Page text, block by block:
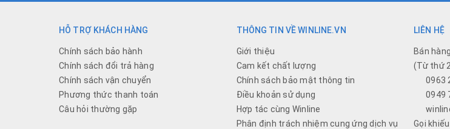
HỖ TRỢ KHÁCH HÀNG
Chính sách bảo hành
Chính sách đổi trả hàng
Chính sách vận chuyển
Phương thức thanh toán
Câu hỏi thường gặp
THÔNG TIN VỀ WINLINE.VN
Giới thiệu
Cam kết chất lượng
Chính sách bảo mật thông tin
Điều khoản sử dụng
Hợp tác cùng Winline
Phân định trách nhiệm cung ứng dịch vụ
LIÊN HỆ
Bán
(Từ thứ
0963
0949
Gọi